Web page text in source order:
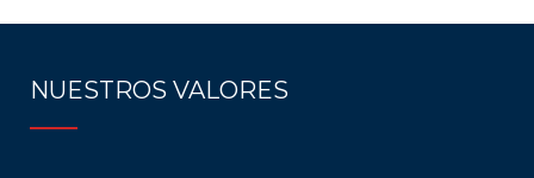
NUESTROS VALORES